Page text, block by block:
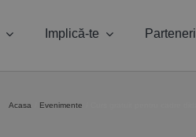
Implică-te Parteneri
Acasa Evenimente